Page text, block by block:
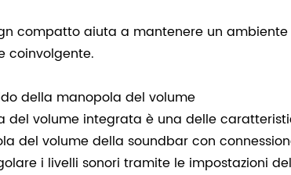
compatto aiuta a mantenere un
coinvolgente.
della manopola del volume
del volume integrata è una delle
del volume della soundbar con
i livelli sonori tramite le impostazioni